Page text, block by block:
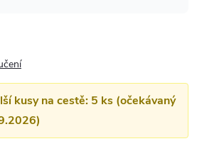
kusy na cestě: 5 ks (očekávaný